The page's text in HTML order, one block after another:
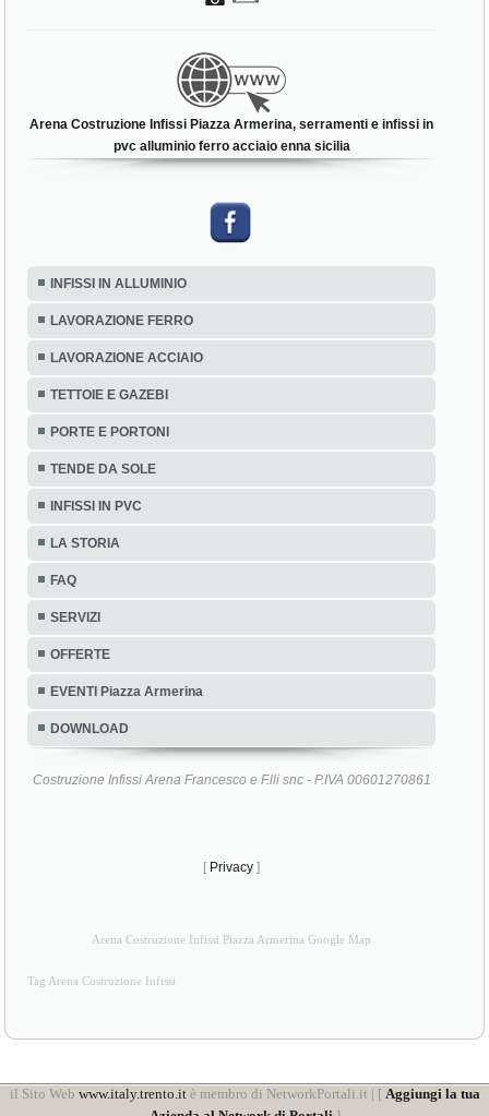
Arena Costruzione Infissi Piazza Armerina, serramenti e infissi in
pvc alluminio ferro acciaio enna sicilia
INFISSI IN ALLUMINIO
LAVORAZIONE FERRO
LAVORAZIONE ACCIAIO
TETTOIE E GAZEBI
PORTE E PORTONI
TENDE DA SOLE
INFISSI IN PVC
LA STORIA
FAQ
SERVIZI
OFFERTE
EVENTI Piazza Armerina
DOWNLOAD
Costruzione Infissi Arena Francesco e F.lli snc - P.IVA 00601270861
[ Privacy ]
Arena Costruzione Infissi Piazza Armerina Google Map
Tag Arena Costruzione Infissi
il Sito Web www.italy.trento.itè membro di NetworkPortali.it | [ Aggiungi la tua